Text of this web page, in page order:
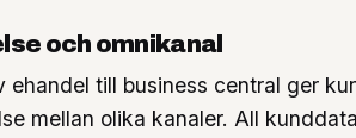
och omnikanal
ehandel till business central ger
mellan olika kanaler. All